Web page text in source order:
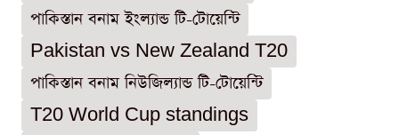
পাকিস্তান বনাম ইংল্যান্ড টি-টোয়েন্টি
Pakistan vs New Zealand T20
পাকিস্তান বনাম নিউজিল্যান্ড টি-টোয়েন্টি
T20 World Cup standings